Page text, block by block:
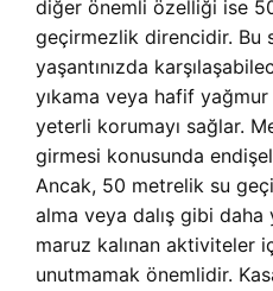
diğer önemli özelliği ise
geçirmezlik direncidir. Bu
yaşantınızda
yıkama veya hafif
yeterli korumayı sağlar.
girmesi konusunda
Ancak, 50 metrelik su
alma veya dalış gibi daha
maruz kalınan aktiviteler
unutmamak önemlidir.